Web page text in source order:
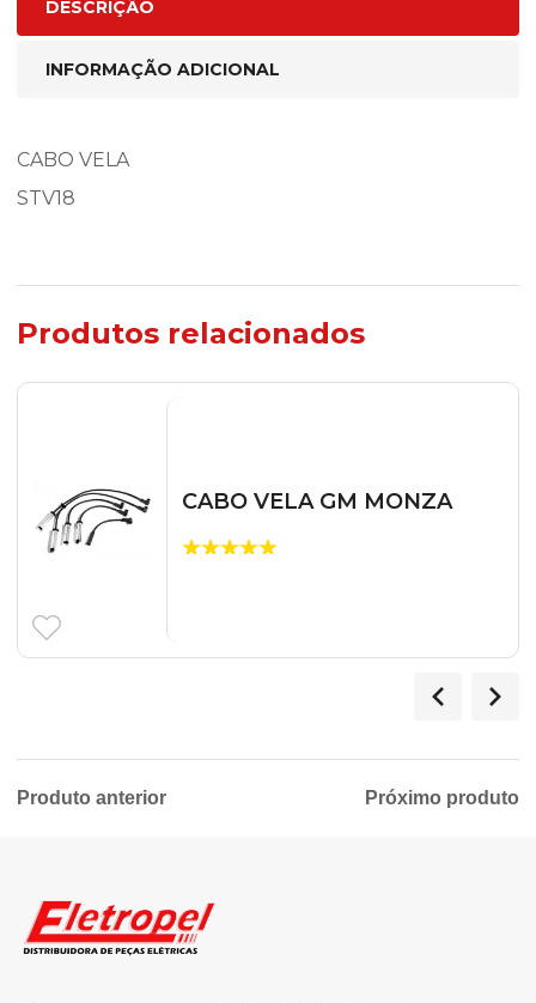
DESCRIÇÃO
INFORMAÇÃO ADICIONAL
CABO VELA
STV18
Produtos relacionados
CABO VELA GM MONZA
Produto anterior Próximo produto